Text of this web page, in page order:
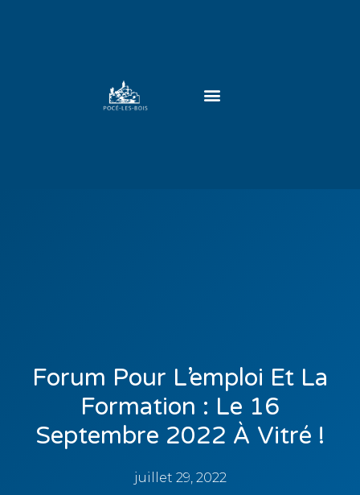
Forum Pour L’emploi Et La
Formation : Le 16
Septembre 2022 À Vitré !
juillet 29, 2022